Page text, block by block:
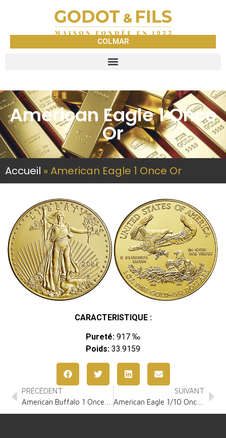
COLMAR
American Eagle 1 Once
Or
Accueil »American Eagle 1 Once Or
CARACTERISTIQUE :
Pureté: 917 ‰
Poids: 33.9159
PRÉCÉDENT
SUIVANT
American Eagle 1/10 Once Or